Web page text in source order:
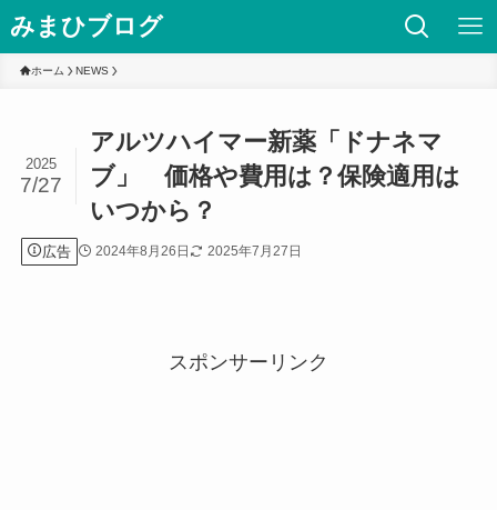
みまひブログ
ホーム NEWS
アルツハイマー新薬「ドナネマ
ブ」 価格や費用は？保険適用は
いつから？
2025
7/27
広告 2024年8月26日 2025年7月27日
スポンサーリンク